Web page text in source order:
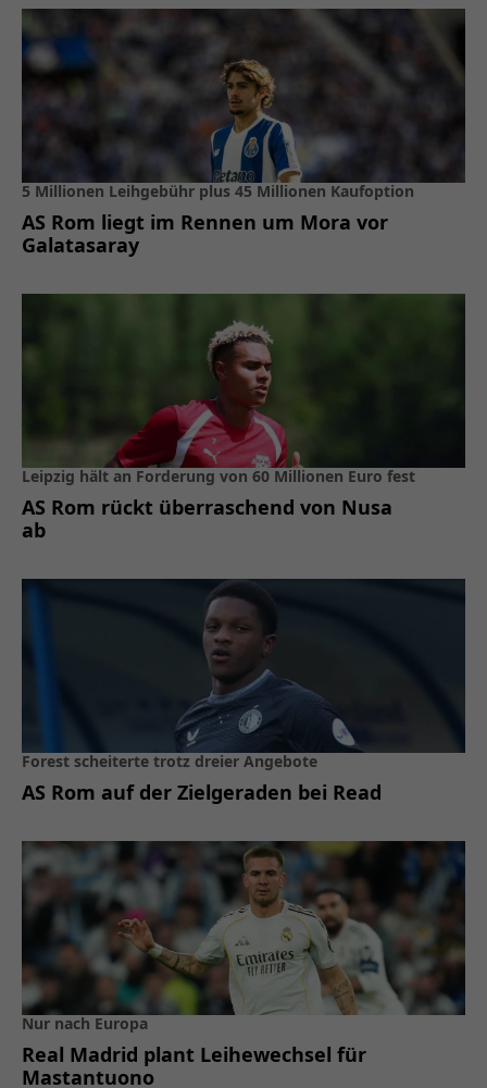
5 Millionen Leihgebühr plus 45 Millionen Kaufoption
AS Rom liegt im Rennen um Mora vor
Galatasaray
Leipzig hält an Forderung von 60 Millionen Euro fest
AS Rom rückt überraschend von Nusa
ab
Forest scheiterte trotz dreier Angebote
AS Rom auf der Zielgeraden bei Read
Nur nach Europa
Real Madrid plant Leihewechsel für
Mastantuono